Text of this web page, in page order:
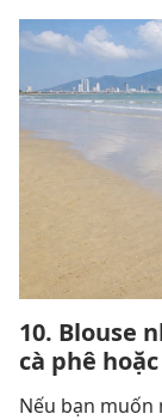
10. Blouse
cà phê
Nếu bạn